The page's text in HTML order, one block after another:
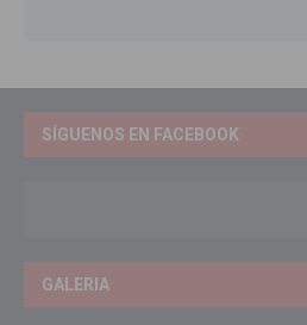
SÍGUENOS EN FACEBOOK
GALERIA